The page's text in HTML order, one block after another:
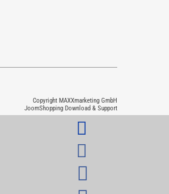
Copyright MAXXmarketing GmbH
JoomShopping Download & Support